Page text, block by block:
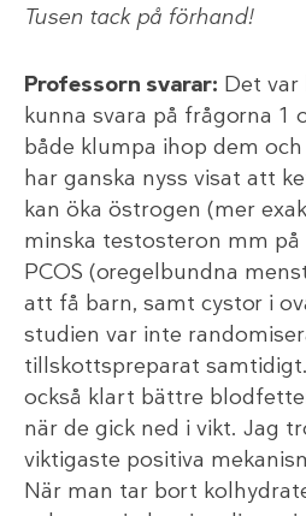
Tusen tack på förhand!
Professorn svarar: Det
kunna svara på frågorna 1
både klumpa ihop dem
har ganska nyss visat att
kan öka östrogen (mer
minska testosteron mm
PCOS (oregelbundna
att få barn, samt cystor i
studien var inte
tillskottspreparat samtidigt.
också klart bättre
när de gick ned i vikt. Jag
viktigaste positiva
När man tar bort